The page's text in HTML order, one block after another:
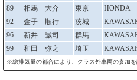
89
相馬 大介 東京 HONDA
92
金子 順行 茨城
96
新井 誠司 群馬
99
和田 弥之 埼玉
※総排気量の都合により、クラス外車両の参加